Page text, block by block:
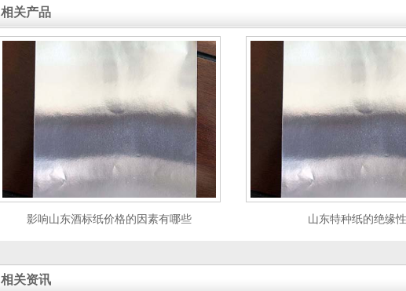
相关产品
影响山东酒标纸价格的因素有哪些 山东特种纸的绝缘性
相关资讯